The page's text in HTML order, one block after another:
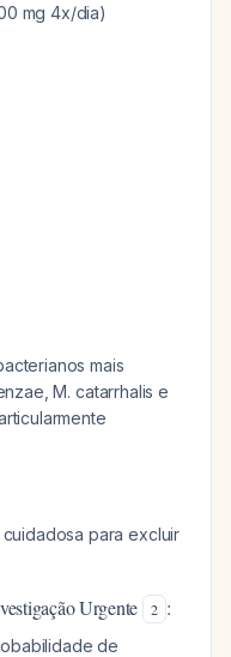
mg 4x/dia)
mais
,M. catarrhalis e
para excluir
Urgente 2 :
de